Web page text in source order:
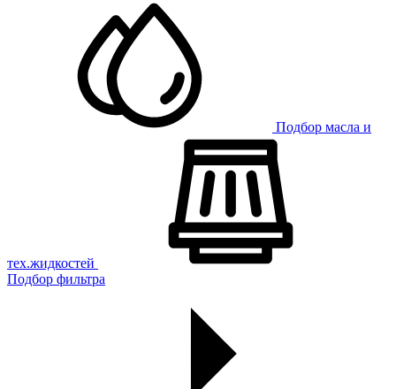
Подбор масла и
тех.жидкостей
Подбор фильтра